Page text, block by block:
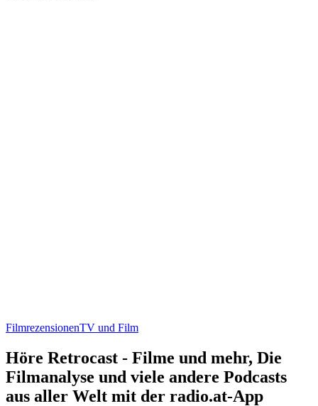
FilmrezensionenTV und Film
Höre Retrocast - Filme und mehr, Die
Filmanalyse und viele andere Podcasts
aus aller Welt mit der radio.at-App